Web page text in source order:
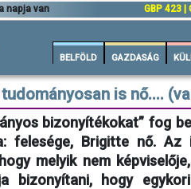
napja van GBP 423 |
BELFÖLD GAZDASÁG
is nő....
bizonyítékokat” fog
felesége, Brigitte nő.
melyik nem
bizonyítani, hogy